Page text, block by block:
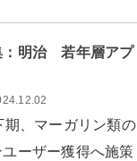
：明治 若年層アプ
、マーガリン類の
ーザー獲得へ施策